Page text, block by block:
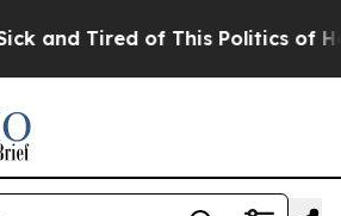
and Tired of This Politics of